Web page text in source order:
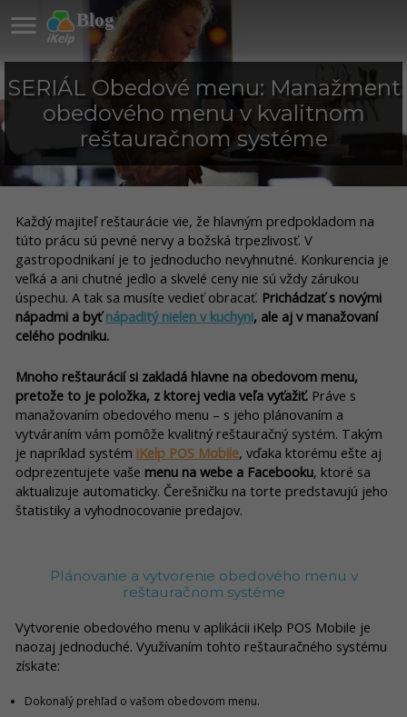
Blog

SERIÁL Obedové menu: Manažment
obedového menu v kvalitnom
reštauračnom systéme
Každý majiteľ reštaurácie vie, že hlavným predpokladom na
túto prácu sú pevné nervy a božská trpezlivosť. V
gastropodnikaní je to jednoducho nevyhnutné. Konkurencia je
veľká a ani chutné jedlo a skvelé ceny nie sú vždy zárukou
úspechu. A tak sa musíte vedieť obracať. Prichádzať s novými
nápadmi a byťnápaditý nielen v kuchyni, ale aj v manažovaní
celého podniku.
Mnoho reštaurácií si zakladá hlavne na obedovom menu,
pretože to je položka, z ktorej vedia veľa vyťažiť. Práve s
manažovaním obedového menu – s jeho plánovaním a
vytváraním vám pomôže kvalitný reštauračný systém. Takým
je napríklad systém iKelp POS Mobile, vďaka ktorému ešte aj
odprezentujete vaše menu na webe a Facebooku, ktoré sa
aktualizuje automaticky. Čerešničku na torte predstavujú jeho
štatistiky a vyhodnocovanie predajov.
Plánovanie a vytvorenie obedového menu v
reštauračnom systéme
Vytvorenie obedového menu v aplikácii iKelp POS Mobile je
naozaj jednoduché. Využívaním tohto reštauračného systému
získate:
Dokonalý prehľad o vašom obedovom menu.